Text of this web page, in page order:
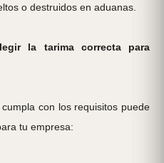
o destruidos en aduanas.
la tarima correcta para
con los requisitos puede
tu empresa: